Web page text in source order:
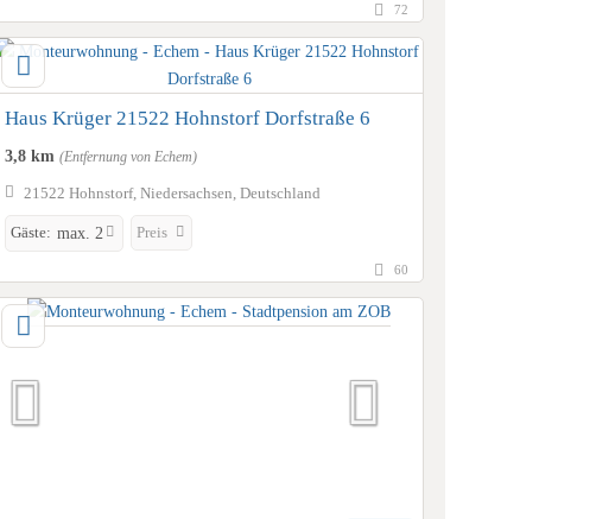
72
Haus Krüger 21522 Hohnstorf Dorfstraße 6
3,8 km (Entfernung von Echem)
21522 Hohnstorf, Niedersachsen, Deutschland
Gäste: max. 2 Preis
60